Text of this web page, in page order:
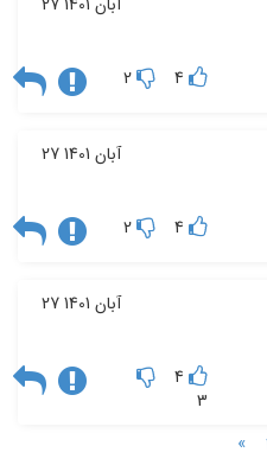
4
2
27 آبان 1401
4
2
27 آبان 1401
4
3
»